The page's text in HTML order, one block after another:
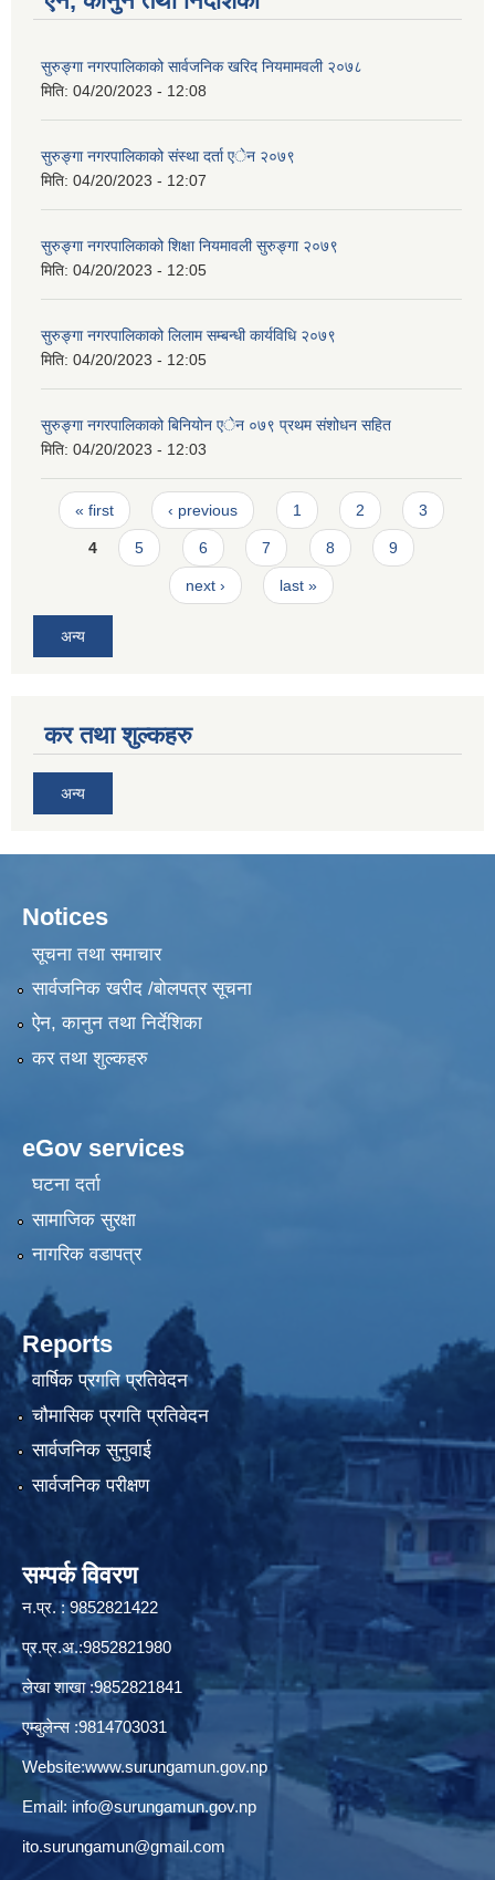
सुरुङ्गा नगरपालिकाको सार्वजनिक खरिद नियमामवली २०७८
मिति: 04/20/2023 - 12:08
सुरुङ्गा नगरपालिकाको संस्था दर्ता एेन २०७९
मिति: 04/20/2023 - 12:07
सुरुङ्गा नगरपालिकाको शिक्षा नियमावली सुरुङ्गा २०७९
मिति: 04/20/2023 - 12:05
सुरुङ्गा नगरपालिकाको लिलाम सम्बन्धी कार्यविधि २०७९
मिति: 04/20/2023 - 12:05
सुरुङ्गा नगरपालिकाको बिनियोन एेन ०७९ प्रथम संशोधन सहित
मिति: 04/20/2023 - 12:03
Pages
« first ‹ previous 1 2 3
4 5 6 7 8 9
next › last »
अन्य
कर तथा शुल्कहरु
अन्य
Notices
सूचना तथा समाचार
सार्वजनिक खरीद /बोलपत्र सूचना
ऐन, कानुन तथा निर्देशिका
कर तथा शुल्कहरु
eGov services
घटना दर्ता
सामाजिक सुरक्षा
नागरिक वडापत्र
Reports
वार्षिक प्रगति प्रतिवेदन
चौमासिक प्रगति प्रतिवेदन
सार्वजनिक सुनुवाई
सार्वजनिक परीक्षण
सम्पर्क विवरण
न.प्र. : 9852821422
प्र.प्र.अ.:9852821980
लेखा शाखा :9852821841
एम्बुलेन्स :9814703031
Website:www.surungamun.gov.np
Email: info@surungamun.gov.np
ito.surungamun@gmail.com